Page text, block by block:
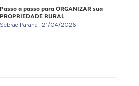
Passo a passo para ORGANIZAR sua
PROPRIEDADE RURAL
Sebrae Paraná 21/04/2026